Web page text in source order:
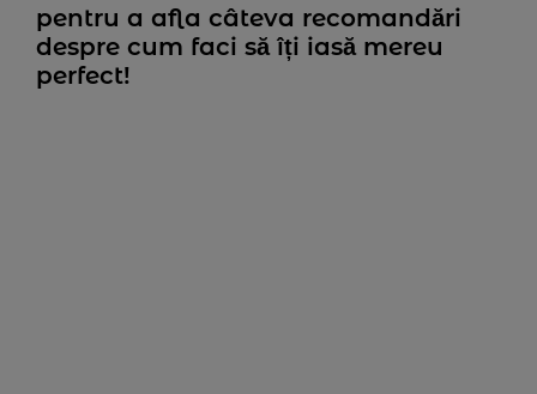
pentru a afla câteva recomandări
despre cum faci să îți iasă mereu
perfect!